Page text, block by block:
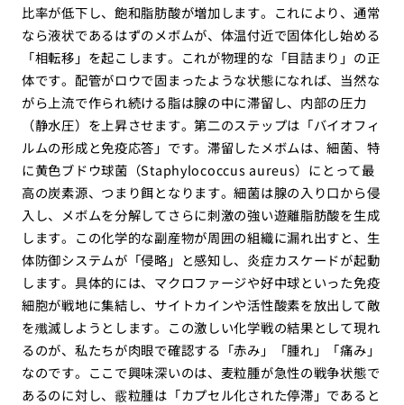
比率が低下し、飽和脂肪酸が増加します。これにより、通常
なら液状であるはずのメボムが、体温付近で固体化し始める
「相転移」を起こします。これが物理的な「目詰まり」の正
体です。配管がロウで固まったような状態になれば、当然な
がら上流で作られ続ける脂は腺の中に滞留し、内部の圧力
（静水圧）を上昇させます。第二のステップは「バイオフィ
ルムの形成と免疫応答」です。滞留したメボムは、細菌、特
に黄色ブドウ球菌（Staphylococcus aureus）にとって最
高の炭素源、つまり餌となります。細菌は腺の入り口から侵
入し、メボムを分解してさらに刺激の強い遊離脂肪酸を生成
します。この化学的な副産物が周囲の組織に漏れ出すと、生
体防御システムが「侵略」と感知し、炎症カスケードが起動
します。具体的には、マクロファージや好中球といった免疫
細胞が戦地に集結し、サイトカインや活性酸素を放出して敵
を殲滅しようとします。この激しい化学戦の結果として現れ
るのが、私たちが肉眼で確認する「赤み」「腫れ」「痛み」
なのです。ここで興味深いのは、麦粒腫が急性の戦争状態で
あるのに対し、霰粒腫は「カプセル化された停滞」であると